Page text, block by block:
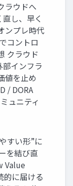
ラウドへ
直し、早く
ンプレ時代
コントロ
クラウド
インフラ
値を止め
/ DORA
ュニティ
すい形”に
を結び直
Value
的に届ける